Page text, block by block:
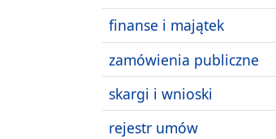
finanse i majątek
zamówienia publiczne
skargi i wnioski
rejestr umów